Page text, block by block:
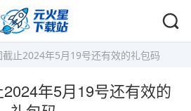
截止2024年5月19号还有效的礼包码
年5月19号还有效的